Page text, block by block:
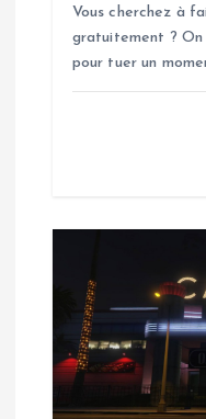
Vous cherchez à
gratuitement ? On
pour tuer un